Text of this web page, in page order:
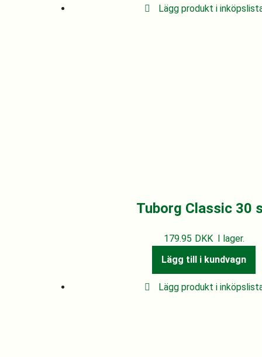
Lägg produkt i
Tuborg Classic 30
179.95 DKK I lager.
Lägg till i kundvagn
Lägg produkt i